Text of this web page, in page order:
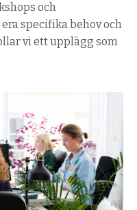
och
specifika behov och
vi ett upplägg som